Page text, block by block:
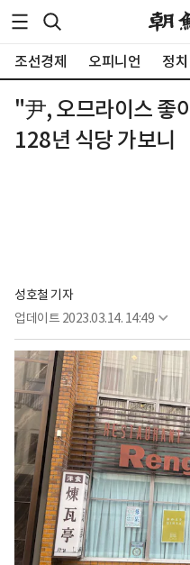
조선경제 오피니언 정치
"尹, 오므라이스 좋
128년 식당 가보니
성호철 기자
업데이트 2023.03.14. 14:49